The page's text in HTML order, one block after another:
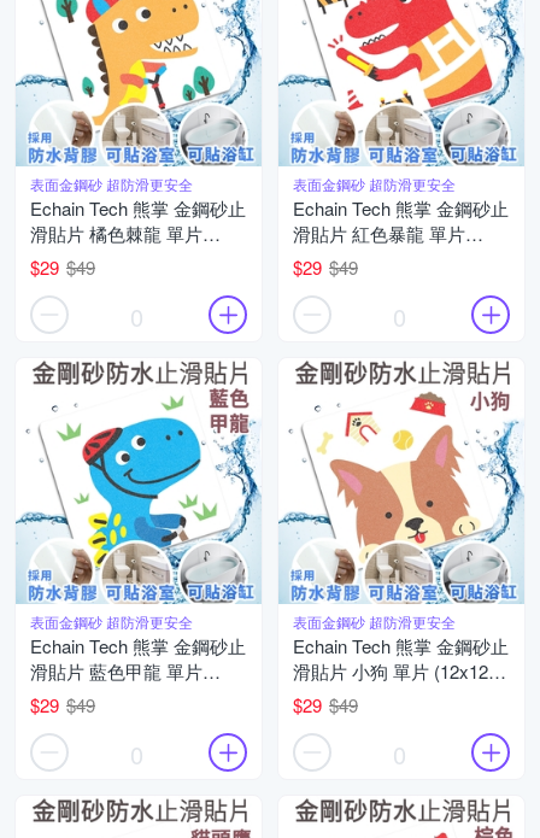
表面金鋼砂 超防滑更安全
Echain Tech 熊掌 金鋼砂止
滑貼片 橘色棘龍 單片
(12x12公分/共16款可任選)
防滑貼片/浴室貼/磁磚貼/防
水止滑貼
$29 $49
0
表面金鋼砂 超防滑更安全
Echain Tech 熊掌 金鋼砂止
滑貼片 紅色暴龍 單片
(12x12公分/共16款可任選)
防滑貼片/浴室貼/磁磚貼/防
水止滑貼
$29 $49
0
表面金鋼砂 超防滑更安全
Echain Tech 熊掌 金鋼砂止
滑貼片 藍色甲龍 單片
(12x12公分/共16款可任選)
防滑貼片/浴室貼/磁磚貼/防
水止滑貼
$29 $49
0
表面金鋼砂 超防滑更安全
Echain Tech 熊掌 金鋼砂止
滑貼片 小狗 單片 (12x12公
分/共16款可任選) 防滑貼
片/浴室貼/磁磚貼/防水止滑
貼
$29 $49
0